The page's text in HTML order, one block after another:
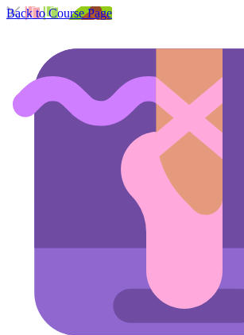
Back to Course Page